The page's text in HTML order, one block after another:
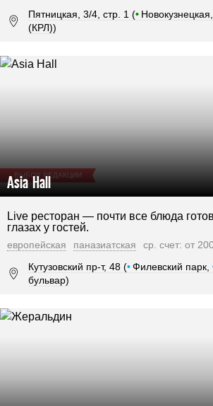
Пятницкая, 3/4, стр. 1 (• Новокузнецкая,
(КРЛ))
ВЫБОР РЕДАКЦИИ
Asia Hall
Live ресторан — почти все блюда
глазах у гостей.
европейская паназиатская
ср. счет: от
Кутузовский пр-т, 48 (•Филевский парк,
бульвар)